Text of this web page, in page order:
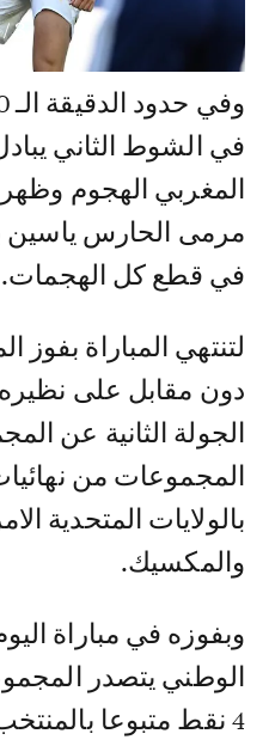
3
/
في الشوط الثاني
المغربي الهجوم
مرمى الحارس ياسين
في قطع كل الهجمات.
لتنتهي المباراة
دون مقابل على
الجولة الثانية عن
المجموعات من
بالولايات المتحدية
والمكسيك.
وبفوزه في مباراة
الوطني يتصدر
4 نقط متبوعا